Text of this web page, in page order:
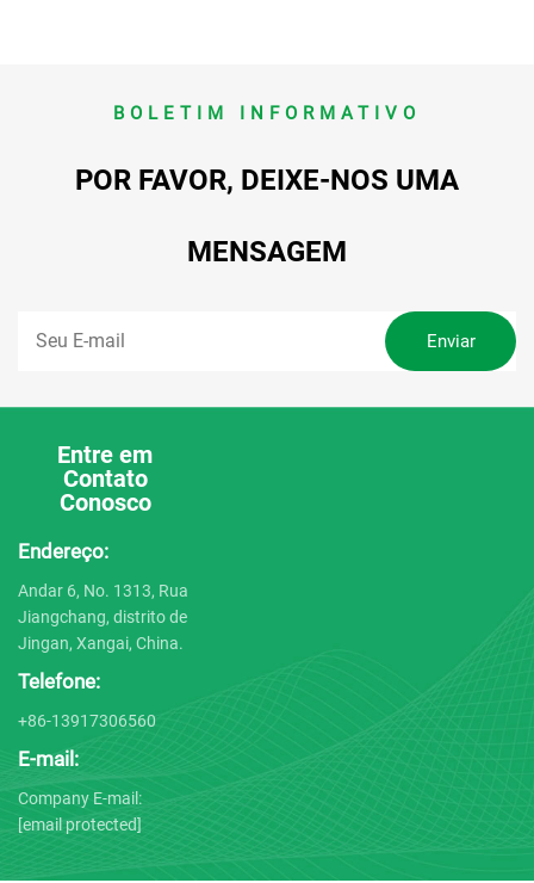
BOLETIM INFORMATIVO
POR FAVOR, DEIXE-NOS UMA
MENSAGEM
Entre em
Contato
Conosco
Endereço:
Andar 6, No. 1313, Rua
Jiangchang, distrito de
Jingan, Xangai, China.
Telefone:
+86-13917306560
E-mail:
Company E-mail:
[email protected]